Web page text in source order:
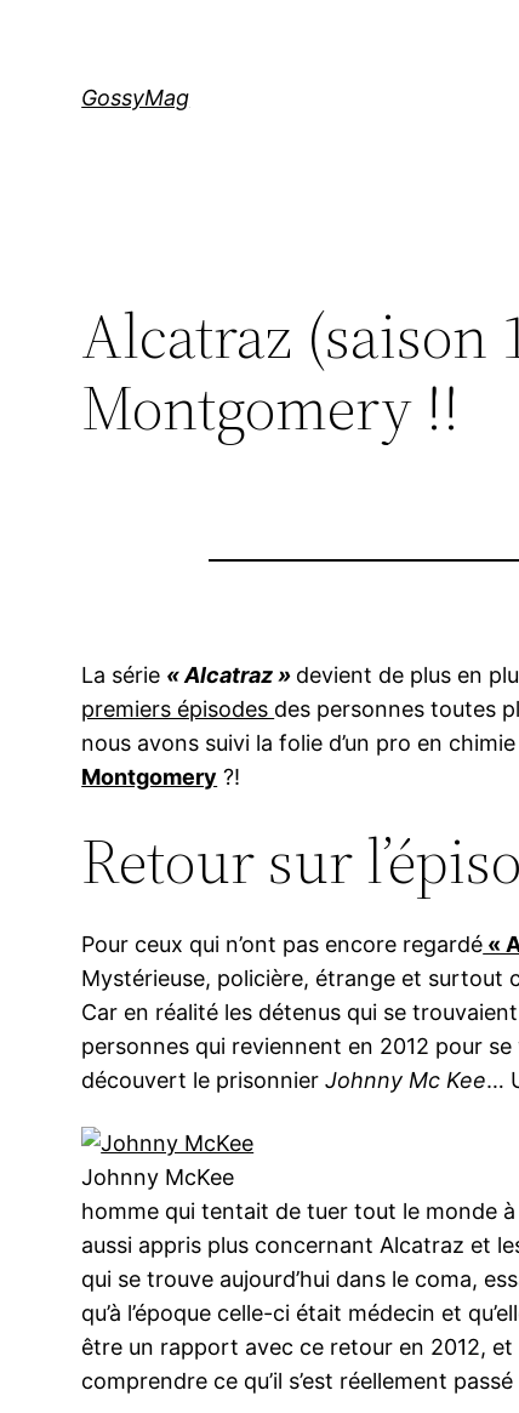
GossyMag
Alcatraz (saison
Montgomery !!
La série « Alcatraz » devient de plus en
premiers épisodes des personnes toutes
nous avons suivi la folie d’un pro en
Montgomery ?!
Retour sur
Pour ceux qui n’ont pas encore regardé «
Mystérieuse, policière, étrange et surtout
Car en réalité les détenus qui se
personnes qui reviennent en 2012 pour
découvert le prisonnierJohnny Mc Kee…
Johnny McKee
homme qui tentait de tuer tout le monde
aussi appris plus concernant Alcatraz et
qui se trouve aujourd’hui dans le coma,
qu’à l’époque celle-ci était médecin et
être un rapport avec ce retour en 2012,
comprendre ce qu’il s’est réellement